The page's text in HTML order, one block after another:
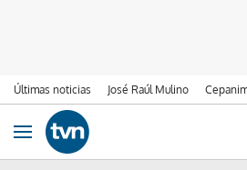
Últimas noticias José Raúl Mulino
Ir al contenido
Obrir navegació